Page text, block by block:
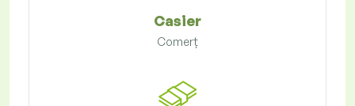
Casier
Comerț